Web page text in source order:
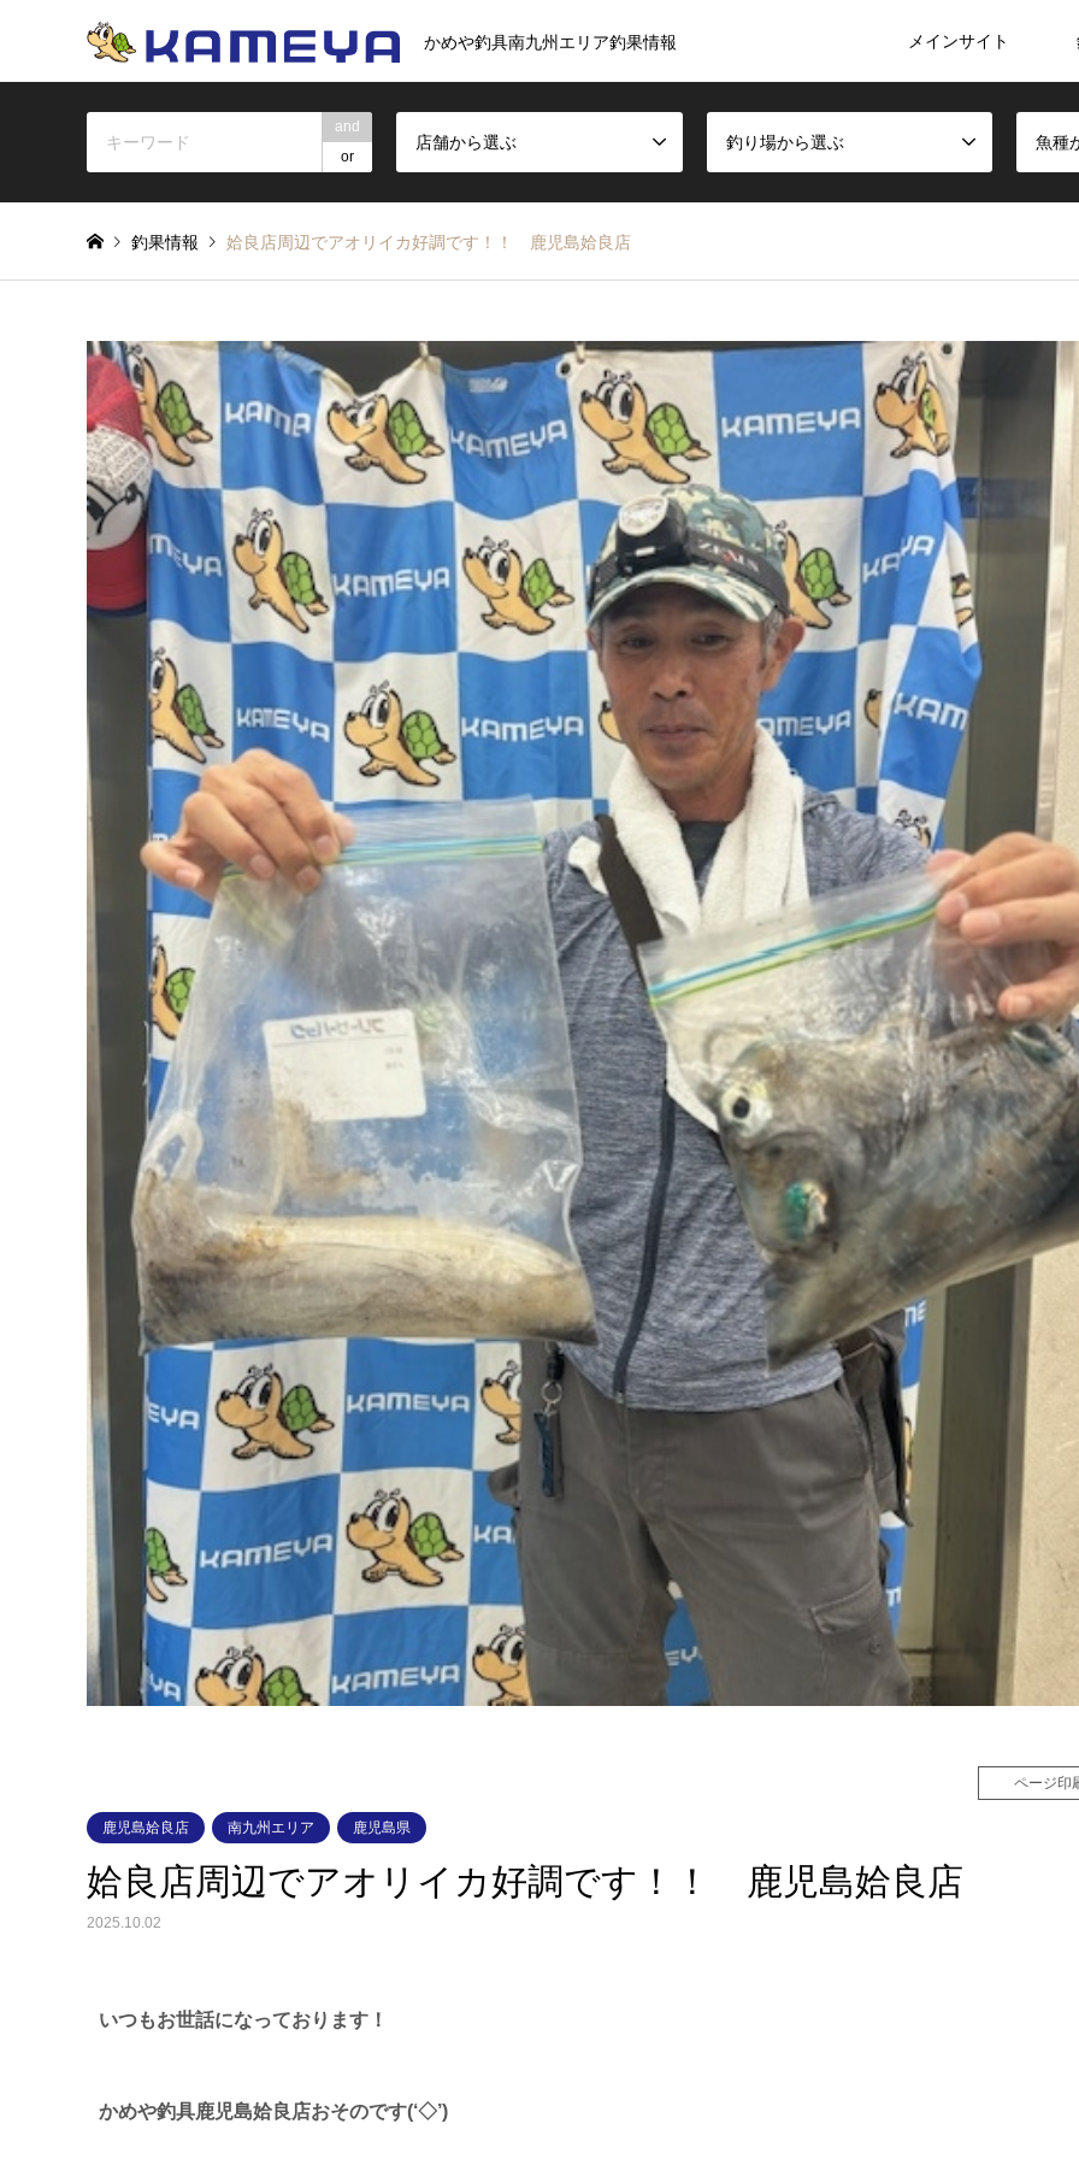
かめや釣具南九州エリア釣果情報 メインサイト
and
or
店舗から選ぶ 釣り場から選ぶ 魚種
釣果情報 姶良店周辺でアオリイカ好調です！！ 鹿児島姶良店
ページ印
鹿児島姶良店 南九州エリア 鹿児島県
姶良店周辺でアオリイカ好調です！！ 鹿児島姶良店
2025.10.02
いつもお世話になっております！
かめや釣具鹿児島姶良店おそのです(‘◇’)ゞ